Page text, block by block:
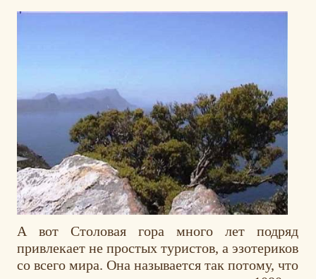
А вот Столовая гора много лет подряд
привлекает не простых туристов, а эзотериков
со всего мира. Она называется так потому, что